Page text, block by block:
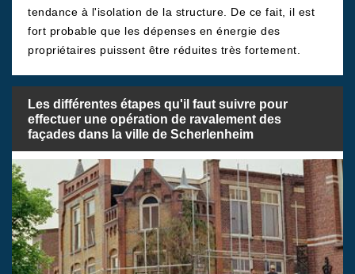
tendance à l'isolation de la structure. De ce fait, il est
fort probable que les dépenses en énergie des
propriétaires puissent être réduites très fortement.
Les différentes étapes qu'il faut suivre pour
effectuer une opération de ravalement des
façades dans la ville de Scherlenheim